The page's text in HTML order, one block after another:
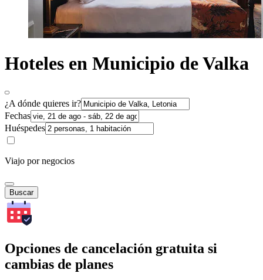
Hoteles en Municipio de Valka
¿A dónde quieres ir?
Fechas
Huéspedes
Viajo por negocios
Buscar
Opciones de cancelación gratuita si
cambias de planes